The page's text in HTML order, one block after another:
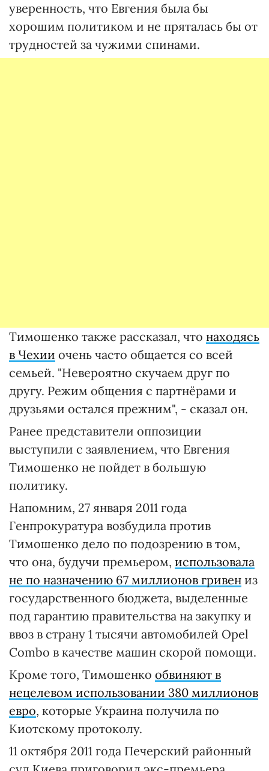
уверенность, что Евгения была бы
хорошим политиком и не пряталась бы от
трудностей за чужими спинами.
Тимошенко также рассказал, что находясь
в Чехии очень часто общается со всей
семьей. "Невероятно скучаем друг по
другу. Режим общения с партнёрами и
друзьями остался прежним", - сказал он.
Ранее представители оппозиции
выступили с заявлением, что Евгения
Тимошенко не пойдет в большую
политику.
Напомним, 27 января 2011 года
Генпрокуратура возбудила против
Тимошенко дело по подозрению в том,
что она, будучи премьером, использовала
не по назначению 67 миллионов гривен из
государственного бюджета, выделенные
под гарантию правительства на закупку и
ввоз в страну 1 тысячи автомобилей Opel
Combo в качестве машин скорой помощи.
Кроме того, Тимошенко обвиняют в
нецелевом использовании 380 миллионов
евро, которые Украина получила по
Киотскому протоколу.
11 октября 2011 года Печерский районный